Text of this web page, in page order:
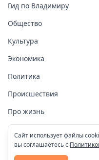
Гид по Владимиру
Общество
Культура
Экономика
Политика
Происшествия
Про жизнь
Здоровье
COVID-19
Сайт использует файлы
вы соглашаетесь с